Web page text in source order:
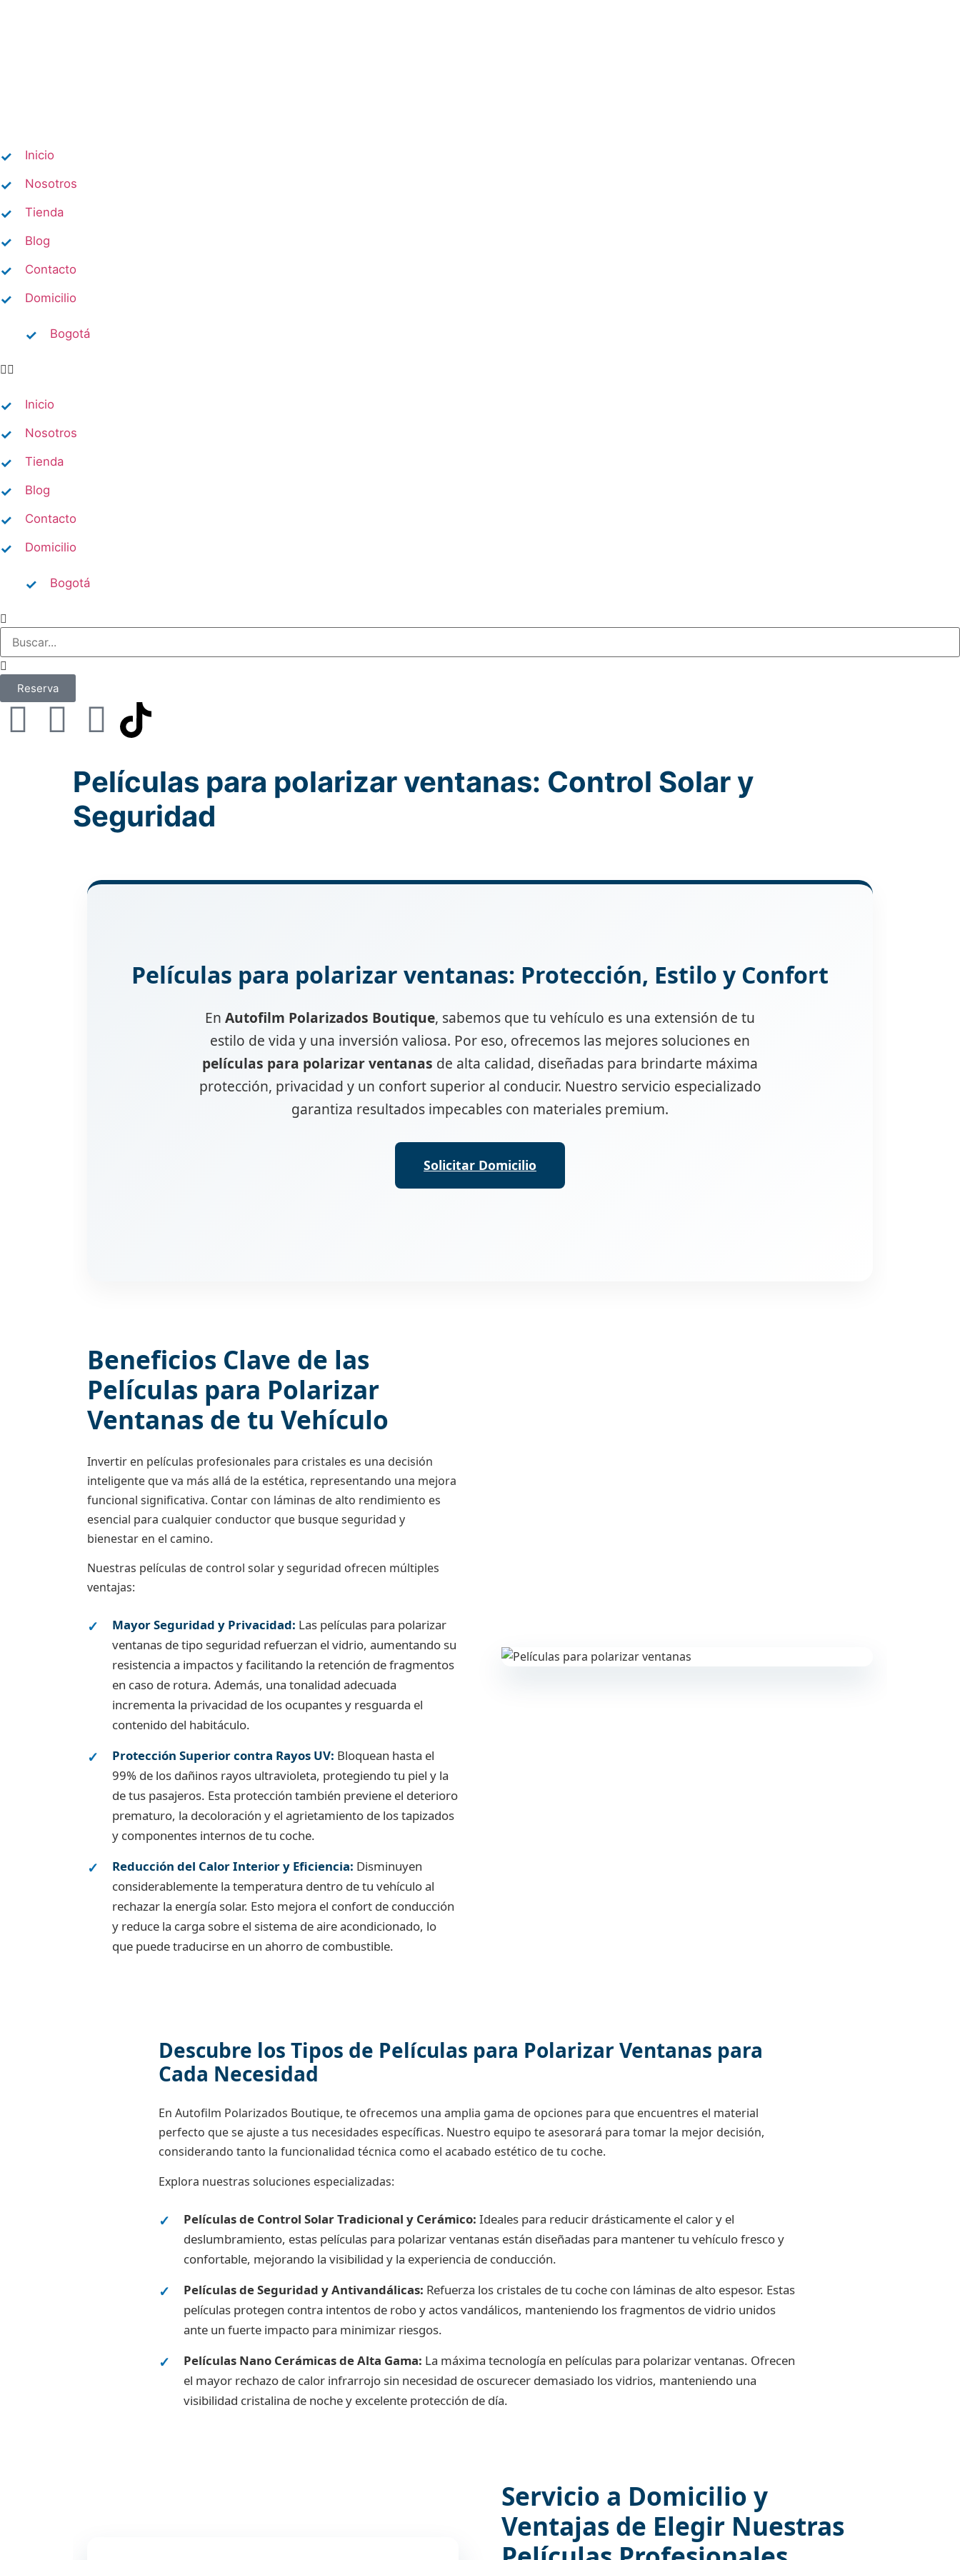
Inicio
Nosotros
Tienda
Blog
Contacto
Domicilio​
Bogotá
Inicio
Nosotros
Tienda
Blog
Contacto
Domicilio​
Bogotá
Reserva
Películas para polarizar ventanas​: Control Solar y
Seguridad
Películas para polarizar ventanas​: Protección, Estilo y Confort
En Autofilm Polarizados Boutique, sabemos que tu vehículo es una extensión de tu
estilo de vida y una inversión valiosa. Por eso, ofrecemos las mejores soluciones en
películas para polarizar ventanas​ de alta calidad, diseñadas para brindarte máxima
protección, privacidad y un confort superior al conducir. Nuestro servicio especializado
garantiza resultados impecables con materiales premium.
Solicitar Domicilio
Beneficios Clave de las
Películas para Polarizar
Ventanas de tu Vehículo
Invertir en películas profesionales para cristales es una decisión
inteligente que va más allá de la estética, representando una mejora
funcional significativa. Contar con láminas de alto rendimiento es
esencial para cualquier conductor que busque seguridad y
bienestar en el camino.
Nuestras películas de control solar y seguridad ofrecen múltiples
ventajas:
Mayor Seguridad y Privacidad: Las películas para polarizar
ventanas de tipo seguridad refuerzan el vidrio, aumentando su
resistencia a impactos y facilitando la retención de fragmentos
en caso de rotura. Además, una tonalidad adecuada
incrementa la privacidad de los ocupantes y resguarda el
contenido del habitáculo.
Protección Superior contra Rayos UV: Bloquean hasta el
99% de los dañinos rayos ultravioleta, protegiendo tu piel y la
de tus pasajeros. Esta protección también previene el deterioro
prematuro, la decoloración y el agrietamiento de los tapizados
y componentes internos de tu coche.
Reducción del Calor Interior y Eficiencia: Disminuyen
considerablemente la temperatura dentro de tu vehículo al
rechazar la energía solar. Esto mejora el confort de conducción
y reduce la carga sobre el sistema de aire acondicionado, lo
que puede traducirse en un ahorro de combustible.
Descubre los Tipos de Películas para Polarizar Ventanas para
Cada Necesidad
En Autofilm Polarizados Boutique, te ofrecemos una amplia gama de opciones para que encuentres el material
perfecto que se ajuste a tus necesidades específicas. Nuestro equipo te asesorará para tomar la mejor decisión,
considerando tanto la funcionalidad técnica como el acabado estético de tu coche.
Explora nuestras soluciones especializadas:
Películas de Control Solar Tradicional y Cerámico: Ideales para reducir drásticamente el calor y el
deslumbramiento, estas películas para polarizar ventanas están diseñadas para mantener tu vehículo fresco y
confortable, mejorando la visibilidad y la experiencia de conducción.
Películas de Seguridad y Antivandálicas: Refuerza los cristales de tu coche con láminas de alto espesor. Estas
películas protegen contra intentos de robo y actos vandálicos, manteniendo los fragmentos de vidrio unidos
ante un fuerte impacto para minimizar riesgos.
Películas Nano Cerámicas de Alta Gama: La máxima tecnología en películas para polarizar ventanas. Ofrecen
el mayor rechazo de calor infrarrojo sin necesidad de oscurecer demasiado los vidrios, manteniendo una
visibilidad cristalina de noche y excelente protección de día.
Servicio a Domicilio y
Ventajas de Elegir Nuestras